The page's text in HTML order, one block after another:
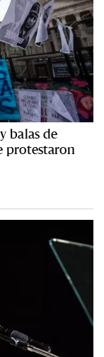
balas de
protestaron